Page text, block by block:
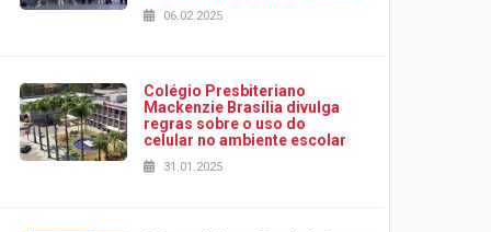
06.02.2025
Colégio Presbiteriano
Mackenzie Brasília divulga
regras sobre o uso do
celular no ambiente escolar
31.01.2025